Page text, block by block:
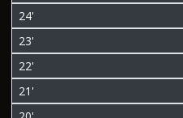
24'
23'
22'
21'